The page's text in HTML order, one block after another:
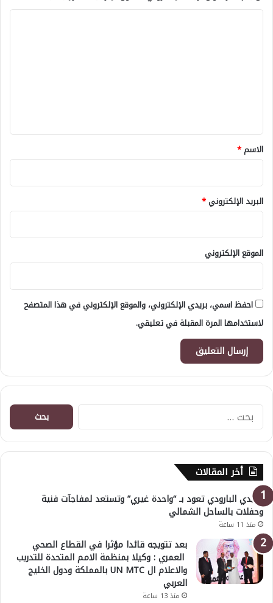
*
الاسم*
البريد الإلكتروني*
الموقع الإلكتروني
احفظ اسمي، بريدي الإلكتروني، والموقع الإلكتروني في هذا المتصفح
لاستخدامها المرة المقبلة في تعليقي.
البحث
عن:
أخر المقالات
هايدي البارودي تعود بـ “واحدة غيري” وتستعد لمفاجآت فنية
وحفلات بالساحل الشمالي
منذ 11 ساعة
بعد تتويجه قائدا مؤثرا في القطاع الصحي
العمري : وكيلا بمنظمة الامم المتحدة للتدريب
والاعلام ال UN MTC بالمملكة ودول الخليج
العربي
منذ 13 ساعة